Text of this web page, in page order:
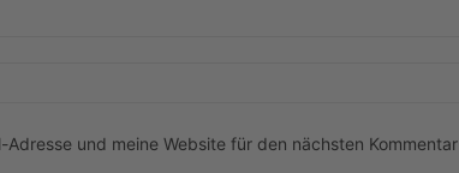
und meine Website für den nächsten Kommentar